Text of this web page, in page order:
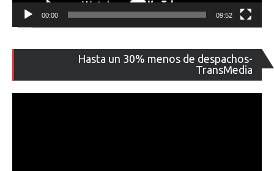
00:00 09:52
Hasta un 30% menos de despachos-
TransMedia
de